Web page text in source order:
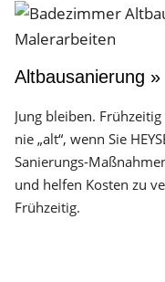
Altbausanierung »
Jung bleiben.
nie „alt“, wenn Sie
Sanierungs-
und helfen Kosten zu
Frühzeitig.